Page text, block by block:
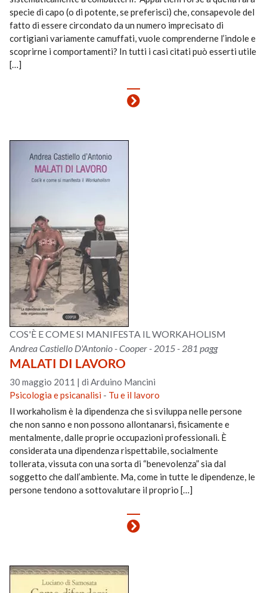
specie di capo (o di potente, se preferisci) che, consapevole del
fatto di essere circondato da un numero imprecisato di
cortigiani variamente camuffati, vuole comprenderne l’indole e
scoprirne i comportamenti? In tutti i casi citati può esserti utile
[…]
COS'È E COME SI MANIFESTA IL WORKAHOLISM
Andrea Castiello D'Antonio - Cooper - 2015 - 281 pagg
MALATI DI LAVORO
30 maggio 2011 |di Arduino Mancini
Psicologia e psicanalisi - Tu e il lavoro
Il workaholism è la dipendenza che si sviluppa nelle persone
che non sanno e non possono allontanarsi, fisicamente e
mentalmente, dalle proprie occupazioni professionali. È
considerata una dipendenza rispettabile, socialmente
tollerata, vissuta con una sorta di “benevolenza” sia dal
soggetto che dall’ambiente. Ma, come in tutte le dipendenze, le
persone tendono a sottovalutare il proprio […]